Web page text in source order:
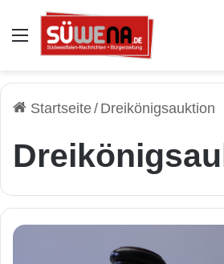
Auswahl
Startseite/ Dreikönigsauktion